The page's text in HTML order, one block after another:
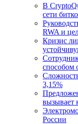
В
сети
RWA и
Кризис
способом
3,15%
вызывает
России